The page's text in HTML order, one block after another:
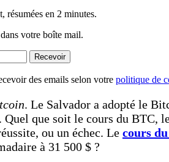
résumées en 2 minutes.
votre boîte mail.
Recevoir
des emails selon votre politique de
. Le Salvador a adopté le
. Quel que soit le cours du BTC,
ou un échec. Le cours
à 31 500 $ ?